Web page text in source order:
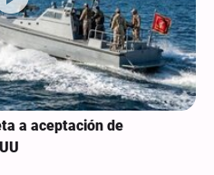
a aceptación de